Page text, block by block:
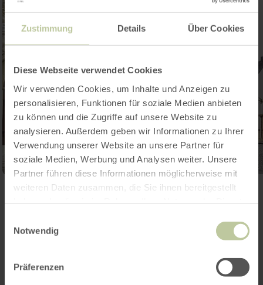
Zustimmung Details Über Cookies
Diese Webseite verwendet Cookies
Wir verwenden Cookies, um Inhalte und Anzeigen zu
personalisieren, Funktionen für soziale Medien anbieten
zu können und die Zugriffe auf unsere Website zu
analysieren. Außerdem geben wir Informationen zu Ihrer
Verwendung unserer Website an unsere Partner für
soziale Medien, Werbung und Analysen weiter. Unsere
Partner führen diese Informationen möglicherweise mit
weiteren Daten zusammen, die Sie ihnen bereitgestellt
Notwendig
Präferenzen
Galerij openen